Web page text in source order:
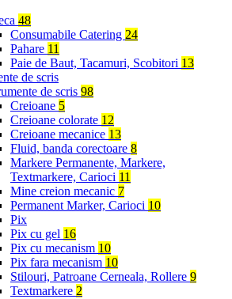
48
Consumabile Catering 24
Pahare 11
Paie de Baut, Tacamuri, Scobitori 13
de scris 98
Creioane 5
Creioane colorate 12
Creioane mecanice 13
Fluid, banda corectoare 8
Markere Permanente, Markere,
Textmarkere, Carioci 11
Mine creion mecanic 7
Permanent Marker, Carioci 10
Pix
Pix cu gel 16
Pix cu mecanism 10
Pix fara mecanism 10
Stilouri, Patroane Cerneala, Rollere 9
Textmarkere 2